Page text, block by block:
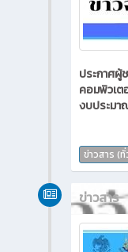
ประกาศผู้
คอมพิวเ
งบประม
ข่าวสาร (ทั่
ข่าวสาร